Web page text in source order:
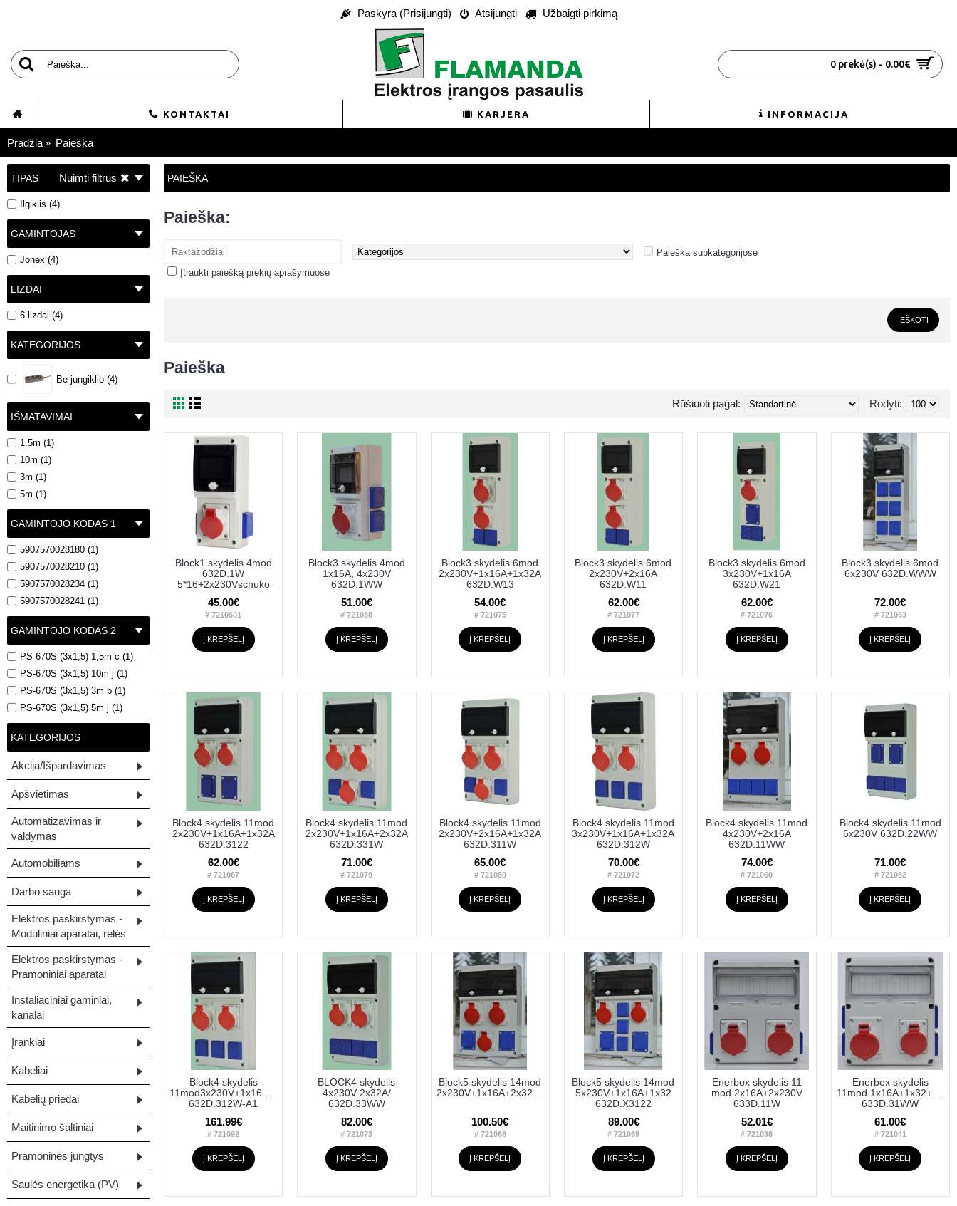
Paskyra (Prisijungti) Atsijungti Užbaigti pirkimą
0 prekė(s) - 0.00€
KONTAKTAI KARJERA INFORMACIJA
Pradžia Paieška
Nuimti filtrus
TIPAS
Ilgiklis (4)
GAMINTOJAS
Jonex (4)
LIZDAI
6 lizdai (4)
KATEGORIJOS
Be jungiklio (4)
IŠMATAVIMAI
1.5m (1)
10m (1)
3m (1)
5m (1)
GAMINTOJO KODAS 1
5907570028180 (1)
5907570028210 (1)
5907570028234 (1)
5907570028241 (1)
GAMINTOJO KODAS 2
PS-670S (3x1,5) 1,5m c (1)
PS-670S (3x1,5) 10m j (1)
PS-670S (3x1,5) 3m b (1)
PS-670S (3x1,5) 5m j (1)
KATEGORIJOS
Akcija/Išpardavimas
Apšvietimas
Automatizavimas ir
valdymas
Automobiliams
Darbo sauga
Elektros paskirstymas -
Moduliniai aparatai, relės
Elektros paskirstymas -
Pramoniniai aparatai
Instaliaciniai gaminiai,
kanalai
Įrankiai
Kabeliai
Kabelių priedai
Maitinimo šaltiniai
Pramoninės jungtys
Saulės energetika (PV)
PAIEŠKA
Paieška:
Paieška subkategorijose
Įtraukti paiešką prekių aprašymuose
Paieška
Rodyti:
Rūšiuoti pagal:
Block1 skydelis 4mod
632D.1W
5*16+2x230Vschuko
45.00€
# 7210601
Į KREPŠELĮ
Block3 skydelis 4mod
1x16A, 4x230V
632D.1WW
51.00€
# 721088
Į KREPŠELĮ
Block3 skydelis 6mod
2x230V+1x16A+1x32A
632D.W13
54.00€
# 721075
Į KREPŠELĮ
Block3 skydelis 6mod
2x230V+2x16A
632D.W11
62.00€
# 721077
Į KREPŠELĮ
Block3 skydelis 6mod
3x230V+1x16A
632D.W21
62.00€
# 721076
Į KREPŠELĮ
Block3 skydelis 6mod
6x230V 632D.WWW
72.00€
# 721063
Į KREPŠELĮ
Block4 skydelis 11mod
2x230V+1x16A+1x32A
632D.3122
62.00€
# 721067
Į KREPŠELĮ
Block4 skydelis 11mod
2x230V+1x16A+2x32A
632D.331W
71.00€
# 721079
Į KREPŠELĮ
Block4 skydelis 11mod
2x230V+2x16A+1x32A
632D.311W
65.00€
# 721080
Į KREPŠELĮ
Block4 skydelis 11mod
3x230V+1x16A+1x32A
632D.312W
70.00€
# 721072
Į KREPŠELĮ
Block4 skydelis 11mod
4x230V+2x16A
632D.11WW
74.00€
# 721060
Į KREPŠELĮ
Block4 skydelis 11mod
6x230V 632D.22WW
71.00€
# 721082
Į KREPŠELĮ
Block4 skydelis
11mod3x230V+1x16+1x32
632D.312W-A1
161.99€
# 721092
Į KREPŠELĮ
BLOCK4 skydelis
4x230V 2x32A/
632D.33WW
82.00€
# 721073
Į KREPŠELĮ
Block5 skydelis 14mod
100.50€
# 721068
Į KREPŠELĮ
Block5 skydelis 14mod
5x230V+1x16A+1x32
632D.X3122
89.00€
# 721069
Į KREPŠELĮ
Enerbox skydelis 11
mod.2x16A+2x230V
633D.11W
52.01€
# 721038
Į KREPŠELĮ
Enerbox skydelis
633D.31WW
61.00€
# 721041
Į KREPŠELĮ